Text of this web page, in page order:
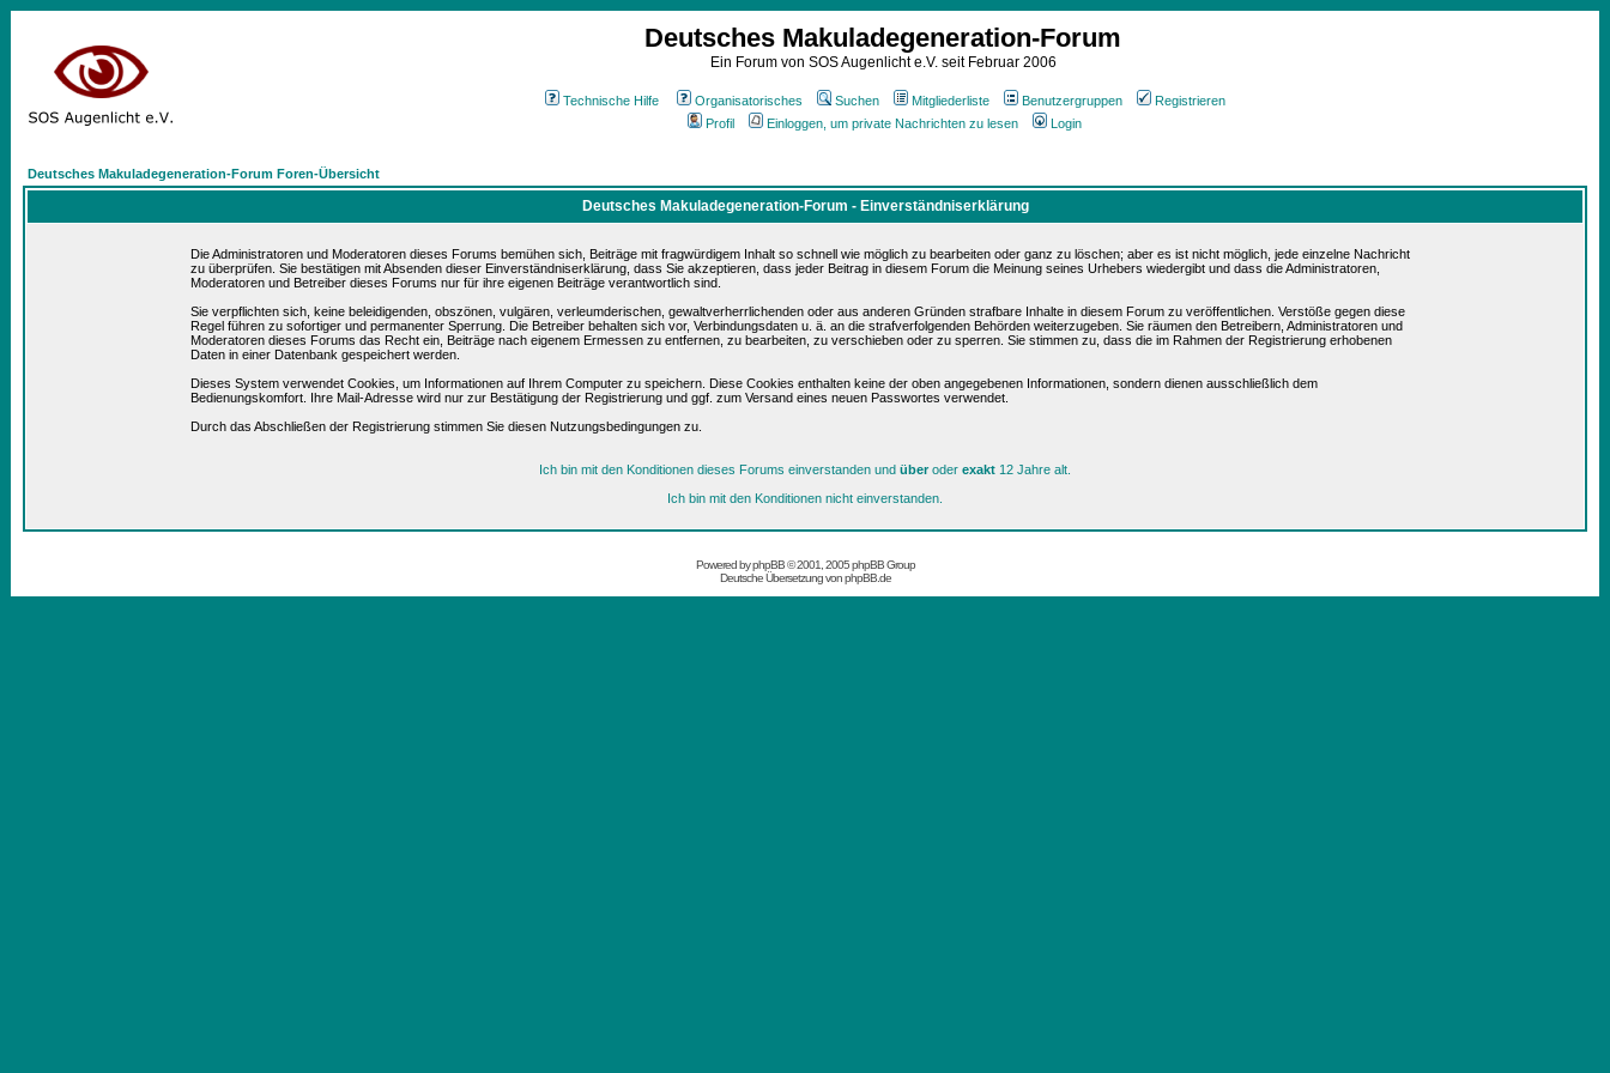
Deutsches Makuladegeneration-Forum
Ein Forum von SOS Augenlicht e.V. seit Februar 2006
Technische Hilfe Organisatorisches Suchen Mitgliederliste Benutzergruppen
Registrieren
Profil
Einloggen, um private Nachrichten zu lesen Login
Deutsches Makuladegeneration-Forum Foren-Übersicht
Deutsches Makuladegeneration-Forum - Einverständniserklärung
Die Administratoren und Moderatoren dieses Forums bemühen sich, Beiträge mit fragwürdigem Inhalt so schnell wie möglich zu bearbeiten oder ganz zu löschen; aber es ist nicht möglich, jede einzelne Nachricht
zu überprüfen. Sie bestätigen mit Absenden dieser Einverständniserklärung, dass Sie akzeptieren, dass jeder Beitrag in diesem Forum die Meinung seines Urhebers wiedergibt und dass die Administratoren,
Moderatoren und Betreiber dieses Forums nur für ihre eigenen Beiträge verantwortlich sind.
Sie verpflichten sich, keine beleidigenden, obszönen, vulgären, verleumderischen, gewaltverherrlichenden oder aus anderen Gründen strafbare Inhalte in diesem Forum zu veröffentlichen. Verstöße gegen diese
Regel führen zu sofortiger und permanenter Sperrung. Die Betreiber behalten sich vor, Verbindungsdaten u. ä. an die strafverfolgenden Behörden weiterzugeben. Sie räumen den Betreibern, Administratoren und
Moderatoren dieses Forums das Recht ein, Beiträge nach eigenem Ermessen zu entfernen, zu bearbeiten, zu verschieben oder zu sperren. Sie stimmen zu, dass die im Rahmen der Registrierung erhobenen
Daten in einer Datenbank gespeichert werden.
Dieses System verwendet Cookies, um Informationen auf Ihrem Computer zu speichern. Diese Cookies enthalten keine der oben angegebenen Informationen, sondern dienen ausschließlich dem
Bedienungskomfort. Ihre Mail-Adresse wird nur zur Bestätigung der Registrierung und ggf. zum Versand eines neuen Passwortes verwendet.
Durch das Abschließen der Registrierung stimmen Sie diesen Nutzungsbedingungen zu.
Ich bin mit den Konditionen dieses Forums einverstanden und überoder exakt 12 Jahre alt.
Ich bin mit den Konditionen nicht einverstanden.
Powered byphpBB© 2001, 2005 phpBB Group
Deutsche Übersetzung vonphpBB.de